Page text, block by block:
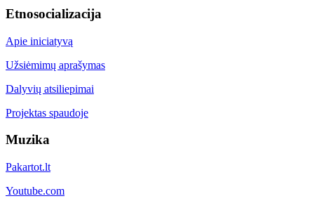
Etnosocializacija
Apie iniciatyvą
Užsiėmimų aprašymas
Dalyvių atsiliepimai
Projektas spaudoje
Muzika
Pakartot.lt
Youtube.com